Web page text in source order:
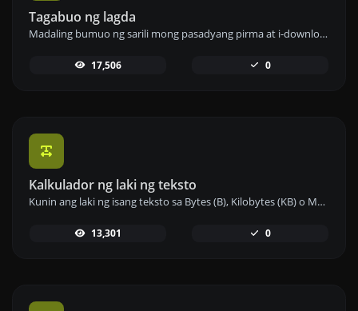
Tagabuo ng lagda
Madaling bumuo ng sarili mong pasadyang pirma at i-download ito nang madali.
17,506 0
Kalkulador ng laki ng teksto
Kunin ang laki ng isang teksto sa Bytes (B), Kilobytes (KB) o Megabytes (MB).
13,301 0